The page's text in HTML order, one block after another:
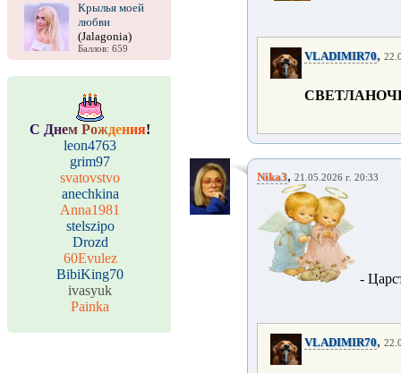
Крылья моей
любви
(Jalagonia)
Баллов: 659
С Днем Рождения!
leon4763
grim97
svatovstvo
anechkina
Anna1981
stelszipo
Drozd
60Evulez
BibiKing70
ivasyuk
Painka
VLADIMIR70,
Nika3, 21.05.2026 г. 20:33
-
VLADIMIR70,